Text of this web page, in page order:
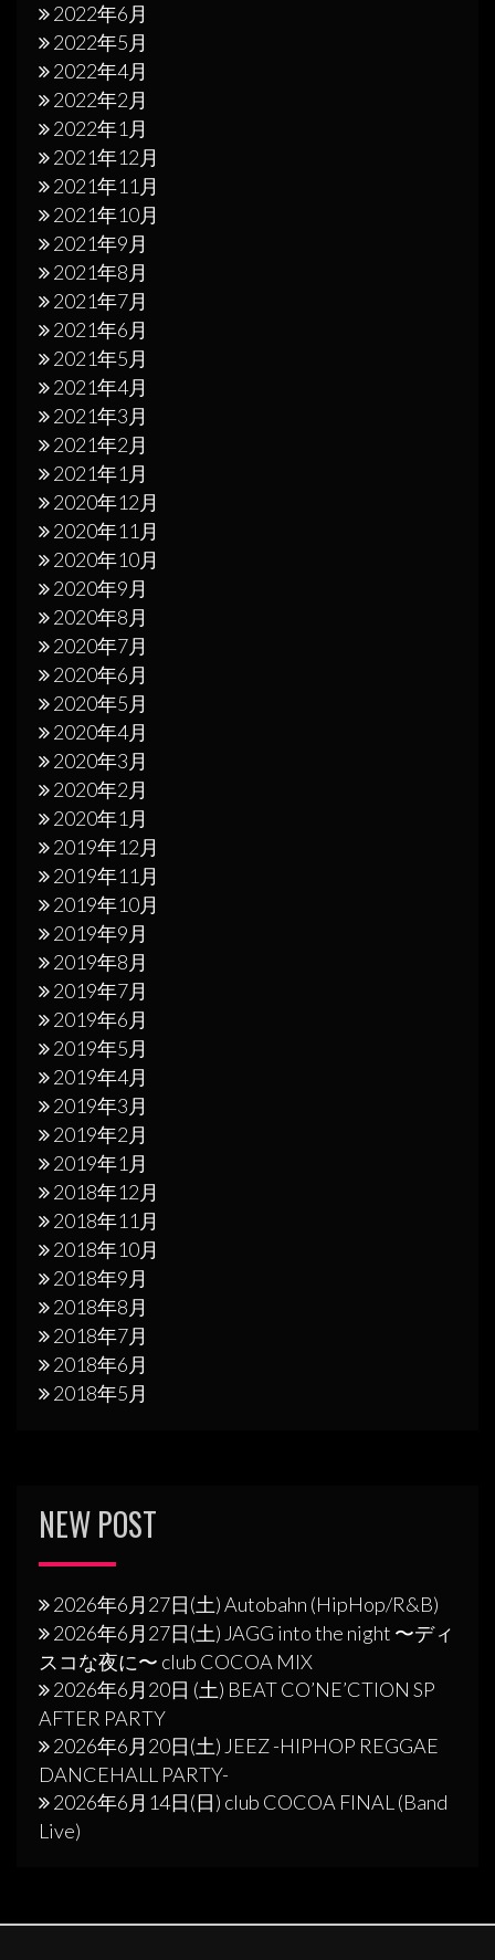
2022年6月
2022年5月
2022年4月
2022年2月
2022年1月
2021年12月
2021年11月
2021年10月
2021年9月
2021年8月
2021年7月
2021年6月
2021年5月
2021年4月
2021年3月
2021年2月
2021年1月
2020年12月
2020年11月
2020年10月
2020年9月
2020年8月
2020年7月
2020年6月
2020年5月
2020年4月
2020年3月
2020年2月
2020年1月
2019年12月
2019年11月
2019年10月
2019年9月
2019年8月
2019年7月
2019年6月
2019年5月
2019年4月
2019年3月
2019年2月
2019年1月
2018年12月
2018年11月
2018年10月
2018年9月
2018年8月
2018年7月
2018年6月
2018年5月
NEW POST
2026年6月27日(土) Autobahn (HipHop/R&B)
2026年6月27日(土) JAGG into the night 〜ディ
スコな夜に〜 club COCOA MIX
2026年6月20日 (土) BEAT CO’NE’CTION SP
AFTER PARTY
2026年6月20日(土) JEEZ -HIPHOP REGGAE
DANCEHALL PARTY-
2026年6月14日(日) club COCOA FINAL (Band
Live)